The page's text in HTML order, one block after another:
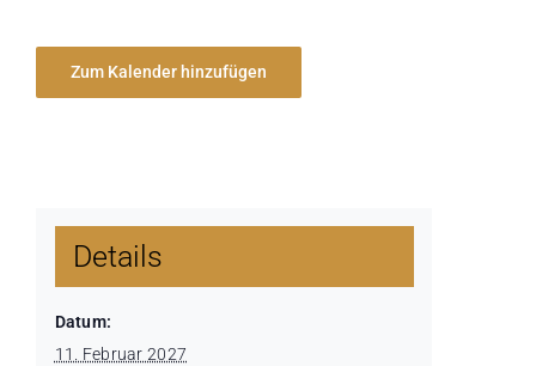
Zum Kalender hinzufügen
Details
Datum:
11. Februar 2027